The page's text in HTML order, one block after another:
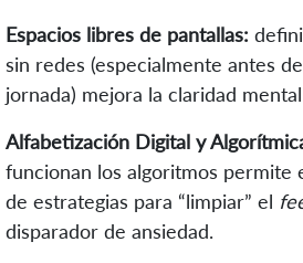
Espacios libres de pantallas:
sin redes (especialmente antes
jornada) mejora la claridad mental
Alfabetización Digital y
funcionan los algoritmos permite
de estrategias para “limpiar” el
disparador de ansiedad.